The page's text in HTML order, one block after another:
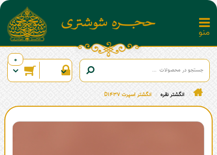
0
انگشتر نقره انگشتر اسپرت D1437